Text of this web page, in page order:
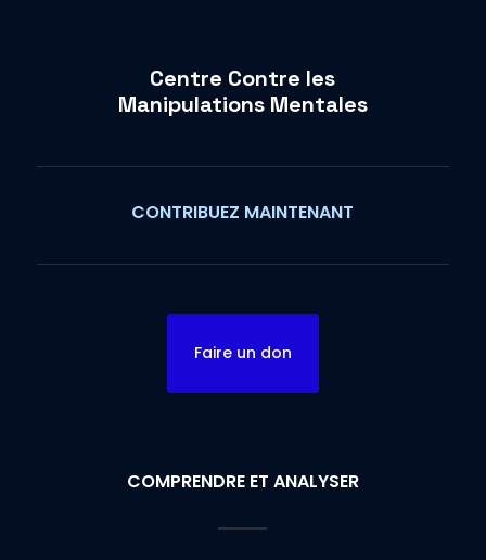
Centre Contre les
Manipulations Mentales
CONTRIBUEZ MAINTENANT
Faire un don
COMPRENDRE ET ANALYSER